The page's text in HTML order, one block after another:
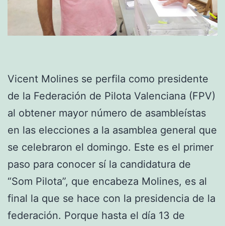
Vicent Molines se perfila como presidente
de la Federación de Pilota Valenciana (FPV)
al obtener mayor número de asambleístas
en las elecciones a la asamblea general que
se celebraron el domingo. Este es el primer
paso para conocer sí la candidatura de
“Som Pilota”, que encabeza Molines, es al
final la que se hace con la presidencia de la
federación. Porque hasta el día 13 de